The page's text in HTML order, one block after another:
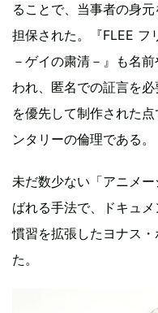
ることで、当事者の身
担保された。『FLEE フ
－ゲイの粛清－』も名
われ、匿名での証言を
を優先して制作された
ンタリーの倫理である。
未だ数少ない「アニメ
ばれる手法で、ドキュ
慣習を拡張したヨナス
た。